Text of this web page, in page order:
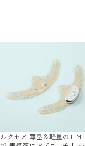
ルクセア 薄型＆軽量のＥＭ